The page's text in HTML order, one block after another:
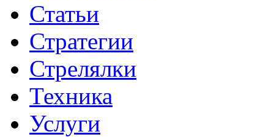
Статьи
Стратегии
Стрелялки
Техника
Услуги